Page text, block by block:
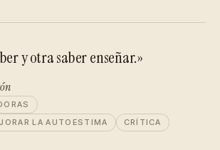
y otra saber enseñar.»
LA AUTOESTIMA
CRÍTICA